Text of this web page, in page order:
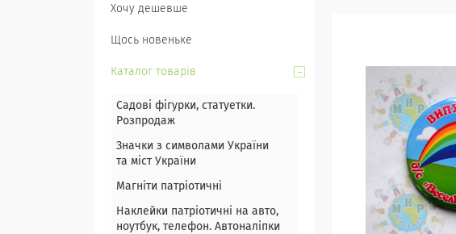
Хочу дешевше
Щось новеньке
Каталог товарів
Садові фігурки, статуетки.
Розпродаж
Значки з символами України
та міст України
Магніти патріотичні
Наклейки патріотичні на авто,
ноутбук, телефон. Автоналіпки